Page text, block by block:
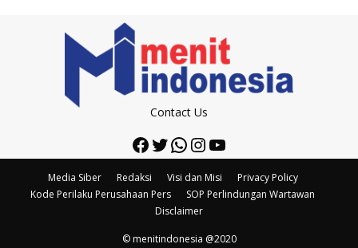
Contact Us
Facebook
Twitter
WhatsApp
Instagram
YouTube
Media Siber Redaksi Visi dan Misi
Privacy Policy
Kode Perilaku Perusahaan Pers
SOP Perlindungan Wartawan
Disclaimer
© menitindonesia @2020